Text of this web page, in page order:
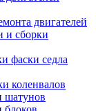
двигателей
и сборки
фаски седла
коленвалов
шатунов